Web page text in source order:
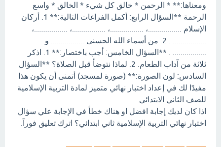
ومعناها:** * الرحمن * خالق كل شيء * الخالق * واسع
الرحمة **السؤال الرابع: أكمل الفراغات التالية:** 1. أركان
الإسلام .................، .................، .................، .................،
................. . 2. من أسماء الله الحسنى ................. و
................. . **السؤال الخامس: أجب باختصار:** 1. اذكر
ثلاثة من آداب الطعام. 2. لماذا نتوضأ قبل الصلاة؟ **السؤال
السادس: لون الصورة:** (صورة لمسجد) أتمنى أن يكون هذا
مفيدًا لك في إعداد اختبار نهائي متميز لمادة التربية الإسلامية
للصف الثاني الابتدائي.
اذا كان لديك إجابة افضل او هناك خطأ في الإجابة علي سؤال
اختبار نهائي التربية الإسلامية ثاني ابتدائي؟ اترك تعليق فورآ.